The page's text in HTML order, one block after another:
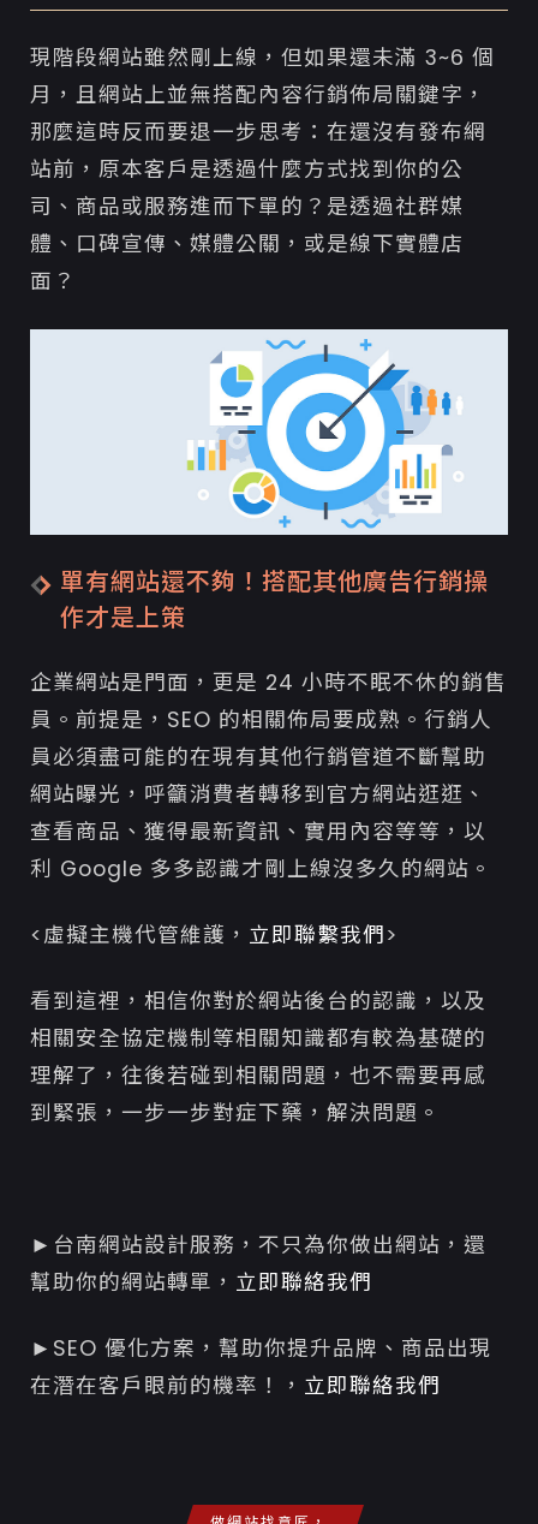
現階段網站雖然剛上線，但如果還未滿 3~6 個
月，且網站上並無搭配內容行銷佈局關鍵字，
那麼這時反而要退一步思考：在還沒有發布網
站前，原本客戶是透過什麼方式找到你的公
司、商品或服務進而下單的？是透過社群媒
體、口碑宣傳、媒體公關，或是線下實體店
面？
單有網站還不夠！搭配其他廣告行銷操
作才是上策
企業網站是門面，更是 24 小時不眠不休的銷售
員。前提是，SEO 的相關佈局要成熟。行銷人
員必須盡可能的在現有其他行銷管道不斷幫助
網站曝光，呼籲消費者轉移到官方網站逛逛、
查看商品、獲得最新資訊、實用內容等等，以
利 Google 多多認識才剛上線沒多久的網站。
<虛擬主機代管維護， 立即聯繫我們>
​​看到這裡，相信你對於網站後台的認識，以及
相關安全協定機制等相關知識都有較為基礎的
理解了，往後若碰到相關問題，也不需要再感
到緊張，一步一步對症下藥，解決問題。
►台南網站設計服務，不只為你做出網站，還
幫助你的網站轉單， 立即聯絡我們
►SEO 優化方案，幫助你提升品牌、商品出現
在潛在客戶眼前的機率！， 立即聯絡我們